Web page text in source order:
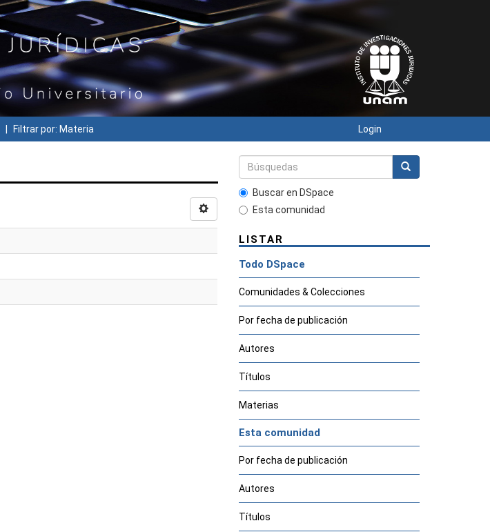
Filtrar por: Materia Login
Buscar en DSpace
Esta comunidad
LISTAR
Todo DSpace
Comunidades & Colecciones
Por fecha de publicación
Autores
Títulos
Materias
Esta comunidad
Por fecha de publicación
Autores
Títulos